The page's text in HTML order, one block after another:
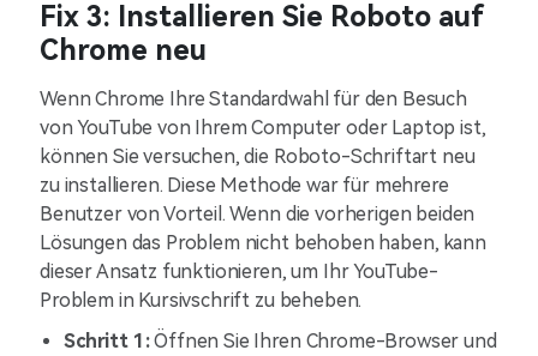
Fix 3: Installieren Sie Roboto auf
Chrome neu
Wenn Chrome Ihre Standardwahl für den Besuch
von YouTube von Ihrem Computer oder Laptop ist,
können Sie versuchen, die Roboto-Schriftart neu
zu installieren. Diese Methode war für mehrere
Benutzer von Vorteil. Wenn die vorherigen beiden
Lösungen das Problem nicht behoben haben, kann
dieser Ansatz funktionieren, um Ihr YouTube-
Problem in Kursivschrift zu beheben.
Schritt 1:Öffnen Sie Ihren Chrome-Browser und